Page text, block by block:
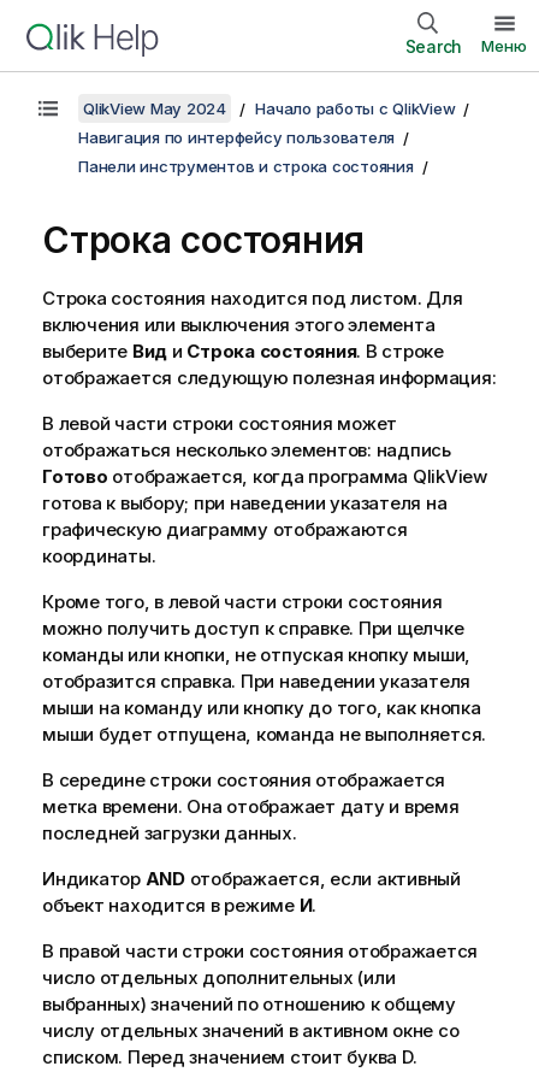
Search Меню
QlikView May 2024
Начало работы с QlikView
Навигация по интерфейсу пользователя
Панели инструментов и строка состояния
Строка состояния
Строка состояния находится под листом. Для
включения или выключения этого элемента
выберите Вид и Строка состояния. В строке
отображается следующую полезная информация:
В левой части строки состояния может
отображаться несколько элементов: надпись
Готово отображается, когда программа QlikView
готова к выбору; при наведении указателя на
графическую диаграмму отображаются
координаты.
Кроме того, в левой части строки состояния
можно получить доступ к справке. При щелчке
команды или кнопки, не отпуская кнопку мыши,
отобразится справка. При наведении указателя
мыши на команду или кнопку до того, как кнопка
мыши будет отпущена, команда не выполняется.
В середине строки состояния отображается
метка времени. Она отображает дату и время
последней загрузки данных.
Индикатор ANDотображается, если активный
объект находится в режиме И.
В правой части строки состояния отображается
число отдельных дополнительных (или
выбранных) значений по отношению к общему
числу отдельных значений в активном окне со
списком. Перед значением стоит буква D.